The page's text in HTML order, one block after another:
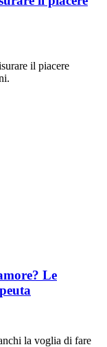
il piacere
Le
la voglia di fare